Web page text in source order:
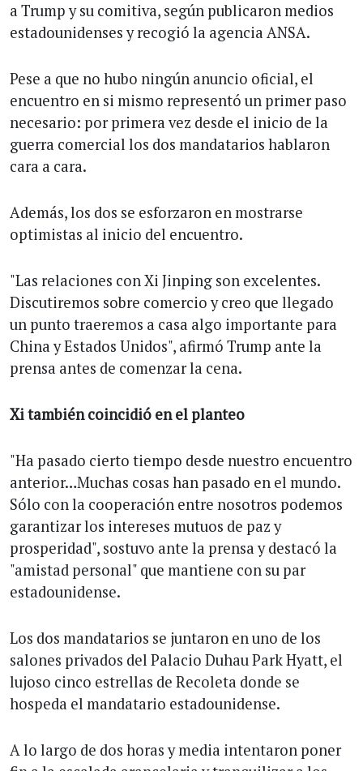
a Trump y su comitiva, según publicaron medios
estadounidenses y recogió la agencia ANSA.
Pese a que no hubo ningún anuncio oficial, el
encuentro en si mismo representó un primer paso
necesario: por primera vez desde el inicio de la
guerra comercial los dos mandatarios hablaron
cara a cara.
Además, los dos se esforzaron en mostrarse
optimistas al inicio del encuentro.
"Las relaciones con Xi Jinping son excelentes.
Discutiremos sobre comercio y creo que llegado
un punto traeremos a casa algo importante para
China y Estados Unidos", afirmó Trump ante la
prensa antes de comenzar la cena.
Xi también coincidió en el planteo
"Ha pasado cierto tiempo desde nuestro encuentro
anterior…Muchas cosas han pasado en el mundo.
Sólo con la cooperación entre nosotros podemos
garantizar los intereses mutuos de paz y
prosperidad", sostuvo ante la prensa y destacó la
"amistad personal" que mantiene con su par
estadounidense.
Los dos mandatarios se juntaron en uno de los
salones privados del Palacio Duhau Park Hyatt, el
lujoso cinco estrellas de Recoleta donde se
hospeda el mandatario estadounidense.
A lo largo de dos horas y media intentaron poner